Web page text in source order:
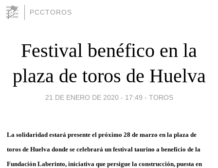
PCCTOROS
Festival benéfico en la
plaza de toros de Huelva
21 DE ENERO DE 2020 - 17:49 - TOROS
La solidaridad estará presente el próximo 28 de marzo en la plaza de
toros de Huelva donde se celebrará un festival taurino a beneficio de la
Fundación Laberinto, iniciativa que persigue la construcción, puesta en